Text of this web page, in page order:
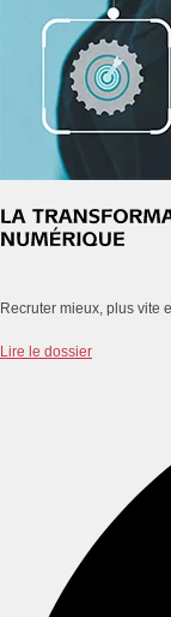
Recruter mieux, plus vite
Lire le dossier